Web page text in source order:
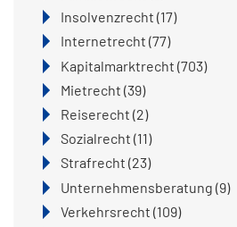
Insolvenzrecht (17)
Internetrecht (77)
Kapitalmarktrecht (703)
Mietrecht (39)
Reiserecht (2)
Sozialrecht (11)
Strafrecht (23)
Unternehmensberatung (9)
Verkehrsrecht (109)